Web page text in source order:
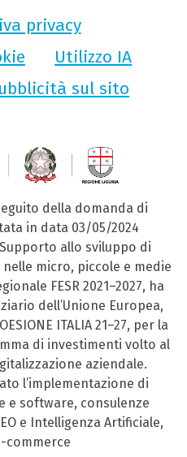
privacy
Utilizzo IA
sul sito
seguito della domanda di
in data 03/05/2024
allo sviluppo di
micro, piccole e medie
FESR 2021–2027, ha
dell’Unione Europea,
ITALIA 21–27, per la
di investimenti volto al
aziendale.
l’implementazione di
software, consulenze
e Intelligenza Artificiale,
commerce